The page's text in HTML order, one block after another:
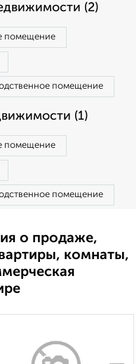
(2)
помещение
помещение
(1)
помещение
помещение
о продаже,
комнаты,